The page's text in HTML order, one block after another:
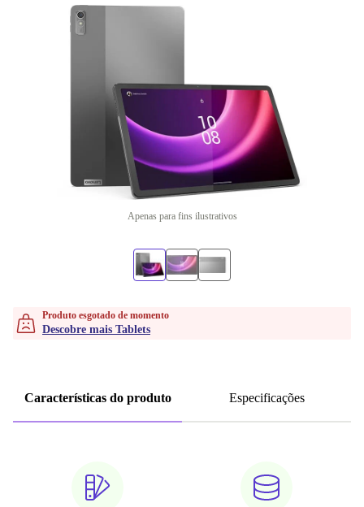
Apenas para fins ilustrativos
Produto esgotado de momento
Descobre mais Tablets
Características do produto Especificações